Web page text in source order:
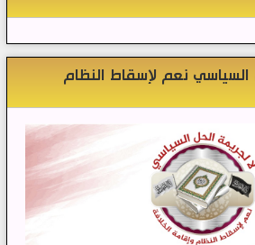
الكتب
تواصل معنا
إذاعة المكتب/ سوريا
قناتنا على تيليغرام
السياسي نعم لإسقاط النظام